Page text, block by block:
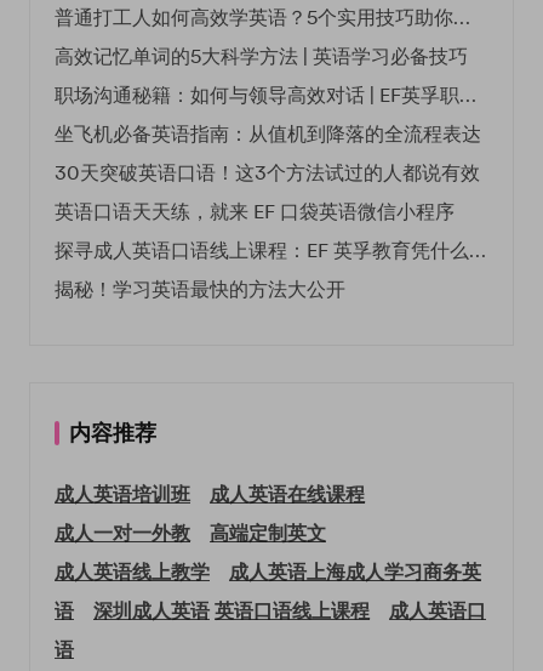
普通打工人如何高效学英语？5个实用技巧助你突破职场瓶颈
高效记忆单词的5大科学方法 | 英语学习必备技巧
职场沟通秘籍：如何与领导高效对话 | EF英孚职场指南
坐飞机必备英语指南：从值机到降落的全流程表达
30天突破英语口语！这3个方法试过的人都说有效
英语口语天天练，就来 EF 口袋英语微信小程序
探寻成人英语口语线上课程：EF 英孚教育凭什么领航
揭秘！学习英语最快的方法大公开
内容推荐
成人英语培训班
成人英语在线课程
成人一对一外教
高端定制英文
成人英语线上教学
成人英语上海成人学习商务英
语
深圳成人英语英语口语线上课程
成人英语口
语